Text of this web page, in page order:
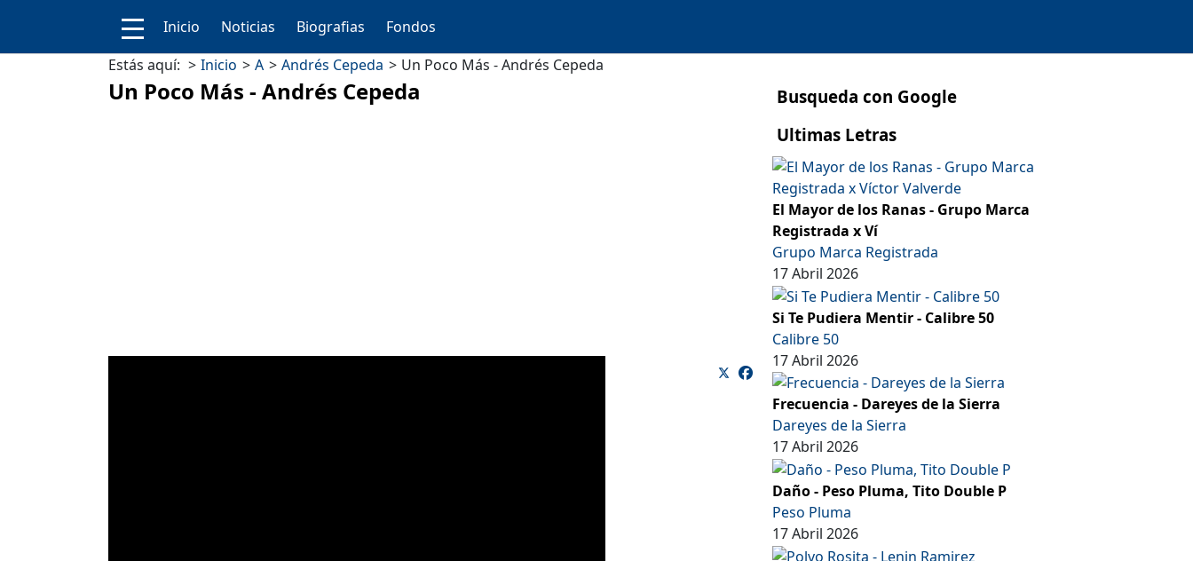
Inicio Noticias Biografias
Fondos
Estás aquí:
Inicio A Andrés Cepeda Un Poco Más - Andrés Cepeda
Un Poco Más - Andrés Cepeda
Busqueda con Google
Ultimas Letras
El Mayor de los Ranas - Grupo Marca
Registrada x Ví
Grupo Marca Registrada
17 Abril 2026
Si Te Pudiera Mentir - Calibre 50
Calibre 50
17 Abril 2026
Frecuencia - Dareyes de la Sierra
Dareyes de la Sierra
17 Abril 2026
Daño - Peso Pluma, Tito Double P
Peso Pluma
17 Abril 2026